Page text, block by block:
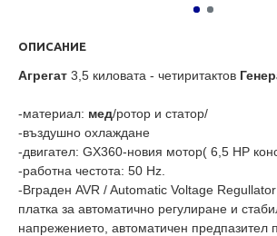
ОПИСАНИЕ
Агрегат 3,5 киловата - четиритактов
-материал: мед/ротор и статор/
-въздушно охлаждане
-двигател: GX360-новия мотор( 6,5 HP
-работна честота: 50 Hz.
-Вграден AVR / Automatic Voltage
платка за автоматично регулиране и
напрежението, автоматичен предпазител